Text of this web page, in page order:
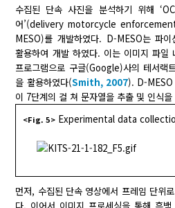
수집된 단속 사진을 분석하기 위해
어’(delivery motorcycle
MESO)를 개발하였다. D-MESO는 파
활용하여 개발 하였다. 이는 이미지 파일
프로그램으로 구글(Google)사의 테서
을 활용하였다(Smith, 2007). D-
이 7단계의 걸 쳐 문자열을 추출 및 인식을
<Fig. 5> Experimental data
먼저, 수집된 단속 영상에서 프레임 단위